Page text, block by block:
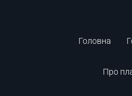
Головна
Про